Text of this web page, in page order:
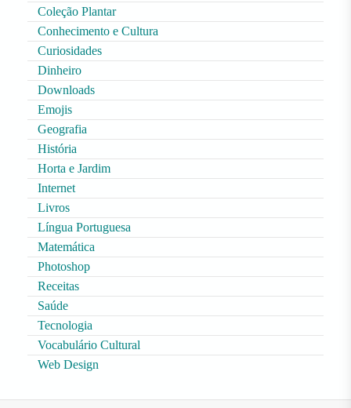
Coleção Plantar
Conhecimento e Cultura
Curiosidades
Dinheiro
Downloads
Emojis
Geografia
História
Horta e Jardim
Internet
Livros
Língua Portuguesa
Matemática
Photoshop
Receitas
Saúde
Tecnologia
Vocabulário Cultural
Web Design